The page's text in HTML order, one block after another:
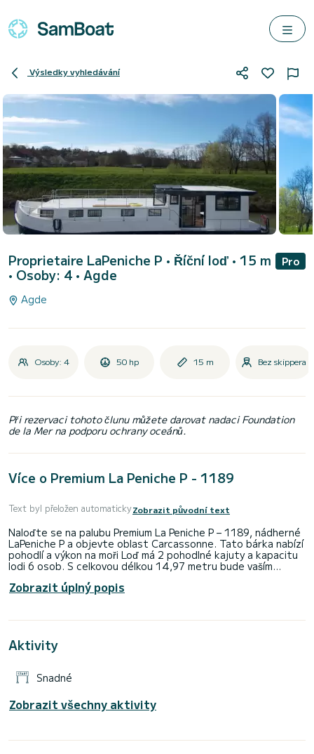
Výsledky vyhledávání
Proprietaire LaPeniche P • Říční loď • 15 m
• Osoby: 4 • Agde
Pro
Agde
Osoby: 4 50 hp 15 m Bez skippera
Při rezervaci tohoto člunu můžete darovat nadaci Foundation
de la Mer na podporu ochrany oceánů.
Více o Premium La Peniche P - 1189
Text byl přeložen automatickyZobrazit původní text
Naloďte se na palubu Premium La Peniche P – 1189, nádherné
LaPeniche P a objevte oblast Carcassonne. Tato bárka nabízí
pohodlí a výkon na moři Loď má 2 pohodlné kajuty a kapacitu
lodi 6 osob. S celkovou délkou 14,97 metru bude vaším
vodě v okolí Carcassonne Pokud máte nějaké dotazy ohledně
lodi nebo podmínek pronájmu, můžete poslat zprávu
Zobrazit úplný popis
Aktivity
Snadné
Zobrazit všechny aktivity